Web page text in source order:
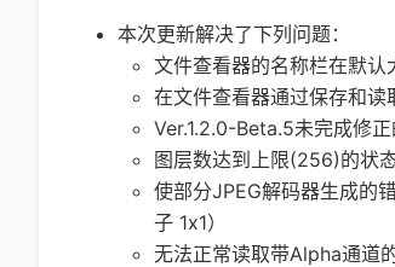
本次更新解决了下列问题：
文件查看器的名称栏在默认
在文件查看器通过保存和
Ver.1.2.0-Beta.5未完成修
图层数达到上限(256)的状
使部分JPEG解码器生成的
子 1x1）
无法正常读取带Alpha通道